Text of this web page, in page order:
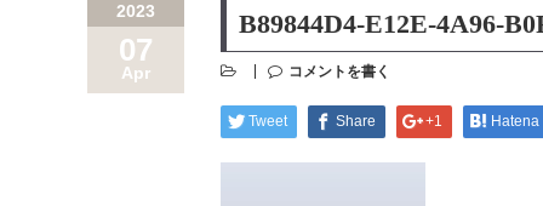
2023
07
Apr
B89844D4-E12E-4A96-
コメントを書く
Tweet Share +1 Hatena